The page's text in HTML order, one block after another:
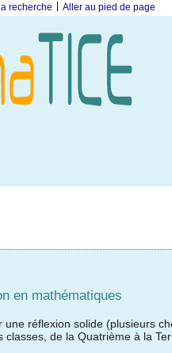
recherche Aller au pied de page
en mathématiques
une réflexion solide (plusieurs
de la Quatrième à la